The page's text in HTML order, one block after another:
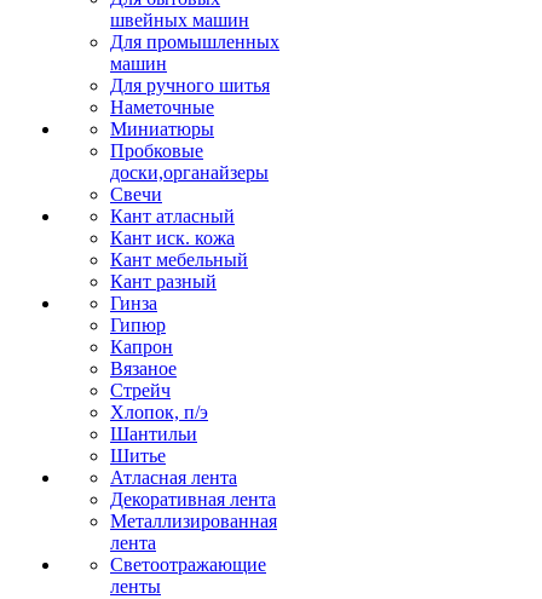
швейных машин
Для промышленных
машин
Для ручного шитья
Наметочные
Миниатюры
Пробковые
доски,органайзеры
Свечи
Кант атласный
Кант иск. кожа
Кант мебельный
Кант разный
Гинза
Гипюр
Капрон
Вязаное
Стрейч
Хлопок, п/э
Шантильи
Шитье
Атласная лента
Декоративная лента
Металлизированная
лента
Светоотражающие
ленты